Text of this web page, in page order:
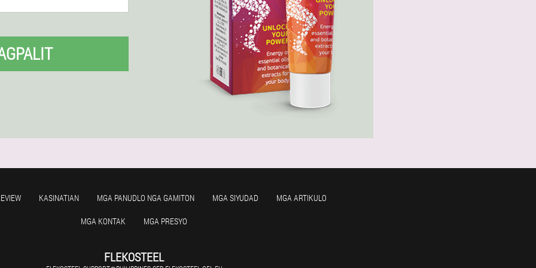
KASINATIAN MGA PANUDLO NGA GAMITON MGA SIYUDAD MGA ARTIKULO
MGA KONTAK MGA PRESYO
FLEKOSTEEL